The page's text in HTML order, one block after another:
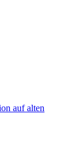
auf alten